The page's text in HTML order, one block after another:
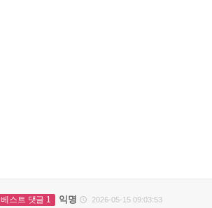
베스트 댓글 1 익명  2026-05-15 09:03:53